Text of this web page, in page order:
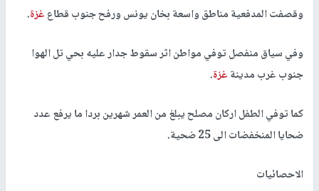
وقصفت المدفعية مناطق واسعة بخان يونس ورفح جنوب قطاعغزة.
وفي سياق منفصل توفي مواطن اثر سقوط جدار عليه بحي تل الهوا
جنوب غرب مدينةغزة.
كما توفي الطفل اركان مصلح يبلغ من العمر شهرين بردا ما يرفع عدد
ضحايا المنخفضات الى 25 ضحية.
الاحصائيات